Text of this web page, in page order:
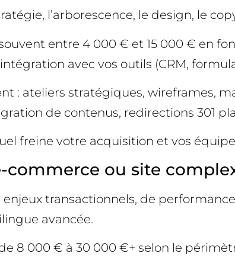
l’arborescence, le design, le
entre 4 000 € et 15 000 € en
avec vos outils (CRM,
: ateliers stratégiques, wireframes,
de contenus, redirections 301
freine votre acquisition et vos
commerce ou site
transactionnels, de
avancée.
8 000 € à 30 000 €+ selon le